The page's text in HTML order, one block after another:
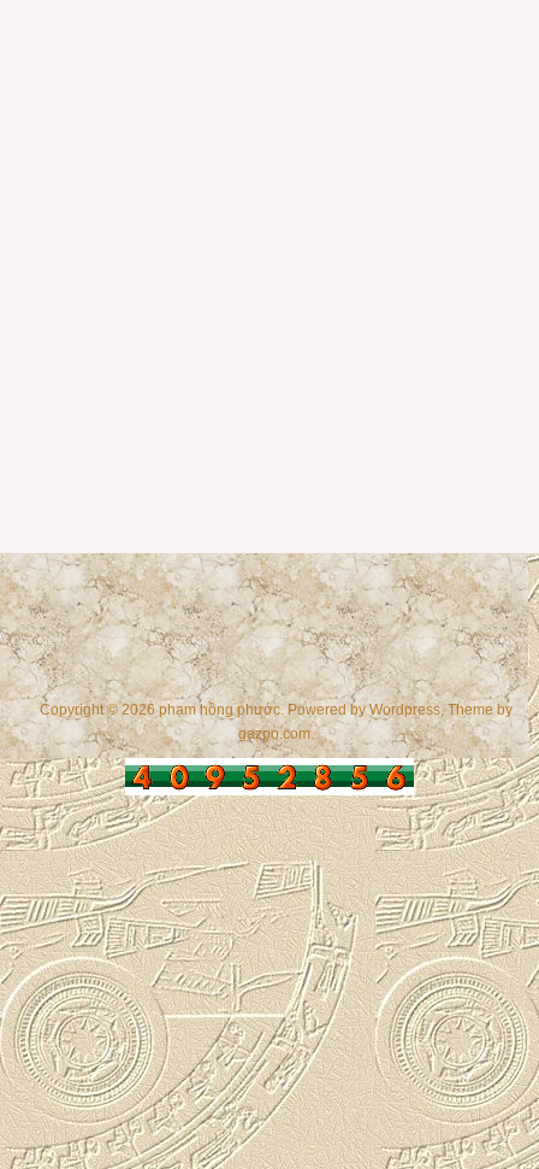
Copyright © 2026 phạm hồng phước. Powered byWordpress, Theme by
gazpo.com.